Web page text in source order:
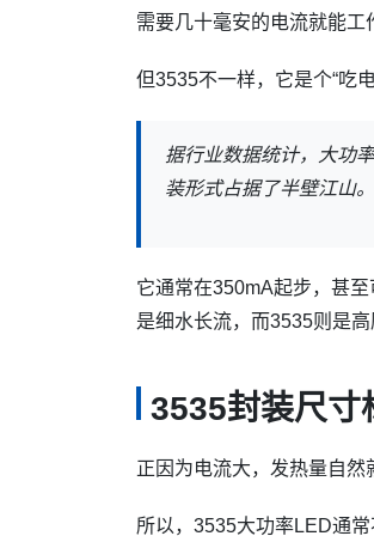
需要几十毫安的电流就能工
但3535不一样，它是个“吃电
据行业数据统计，大功
装形式占据了半壁江山。
它通常在350mA起步，甚
是细水长流，而3535则是
3535封装尺寸
正因为电流大，发热量自然
所以，3535大功率LED通